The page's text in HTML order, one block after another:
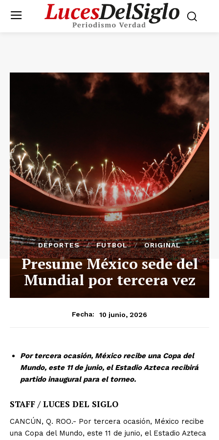
DEPORTES FUTBOL ORIGINAL
Presume México sede del
Mundial por tercera vez
Fecha: 10 junio, 2026
Por tercera ocasión, México recibe una Copa del
Mundo, este 11 de junio, el Estadio Azteca recibirá
partido inaugural para el torneo.
STAFF / LUCES DEL SIGLO
CANCÚN, Q. ROO.- Por tercera ocasión, México recibe
una Copa del Mundo, este 11 de junio, el Estadio Azteca